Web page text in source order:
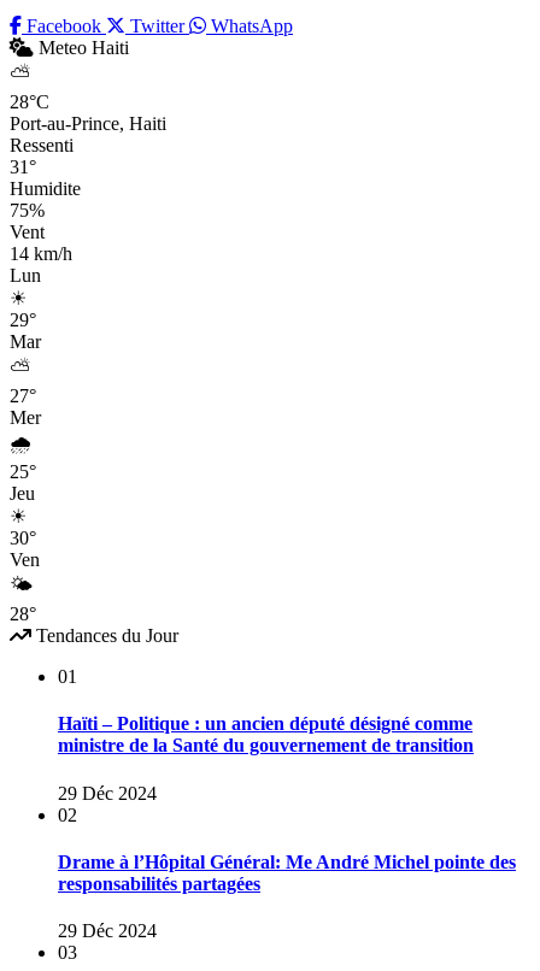
Facebook
Twitter
WhatsApp
Meteo Haiti
⛅
28°C
Port-au-Prince, Haiti
Ressenti
31°
Humidite
75%
Vent
14 km/h
Lun
☀
29°
Mar
⛅
27°
Mer
🌧
25°
Jeu
☀
30°
Ven
🌤
28°
Tendances du Jour
01
Haïti – Politique : un ancien député désigné comme
ministre de la Santé du gouvernement de transition
29 Déc 2024
02
Drame à l’Hôpital Général: Me André Michel pointe des
responsabilités partagées
29 Déc 2024
03